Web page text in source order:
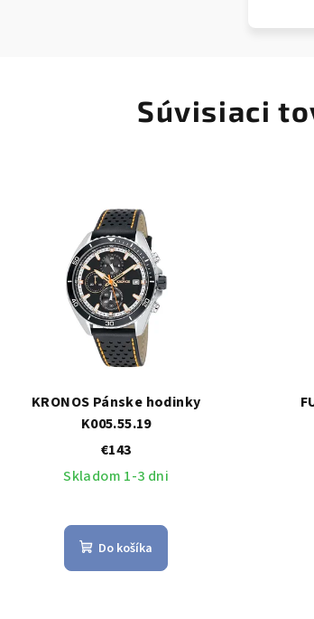
Súvisiaci
KRONOS Pánske hodinky
K005.55.19
€143
Skladom 1-3 dni
Do košíka